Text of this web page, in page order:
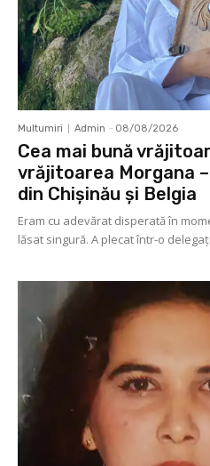
Multumiri Admin - 08/08/2026
Cea mai bună
vrăjitoarea Morgana
din Chișinău și Belgia
Eram cu adevărat disperată în
lăsat singură. A plecat într-o